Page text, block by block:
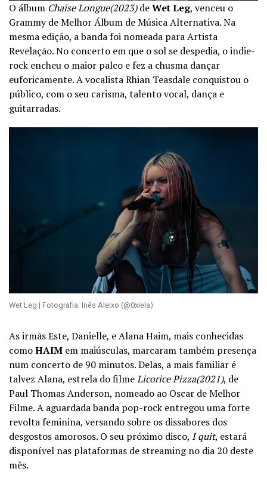
O álbum Chaise Longue(2023)deWet Leg, venceu o
Grammy de Melhor Álbum de Música Alternativa. Na
mesma edição, a banda foi nomeada para Artista
Revelação. No concerto em que o sol se despedia, o indie-
rock encheu o maior palco e fez a chusma dançar
euforicamente. A vocalista Rhian Teasdale conquistou o
público, com o seu carisma, talento vocal, dança e
guitarradas.
Wet Leg | Fotografia: Inês Aleixo (@0xiela)
As irmãs Este, Danielle, e Alana Haim, mais conhecidas
comoHAIM em maiúsculas, marcaram também presença
num concerto de 90 minutos. Delas, a mais familiar é
talvez Alana, estrela do filmeLicorice Pizza(2021), de
Paul Thomas Anderson, nomeado ao Oscar de Melhor
Filme. A aguardada banda pop-rock entregou uma forte
revolta feminina, versando sobre os dissabores dos
desgostos amorosos. O seu próximo disco, I quit, estará
disponível nas plataformas de streaming no dia 20 deste
mês.